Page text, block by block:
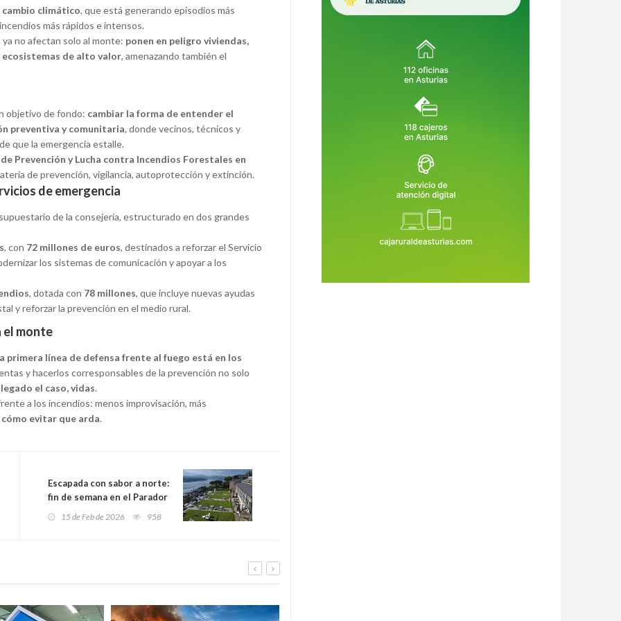
cambio climático, que está generando episodios más
más rápidos e intensos.
no afectan solo al monte: ponen en peligro viviendas,
ecosistemas de alto valor, amenazando también el
objetivo de fondo: cambiar la forma de entender el
preventiva y comunitaria, donde vecinos, técnicos y
que la emergencia estalle.
Prevención y Lucha contra Incendios Forestales en
de prevención, vigilancia, autoprotección y extinción.
de emergencia
de la consejería, estructurado en dos grandes
, con 72 millones de euros, destinados a reforzar el Servicio
los sistemas de comunicación y apoyar a los
, dotada con 78 millones, que incluye nuevas ayudas
y reforzar la prevención en el medio rural.
el monte
primera línea de defensa frente al fuego está en los
y hacerlos corresponsables de la prevención no solo
el caso, vidas.
a los incendios: menos improvisación, más
cómo evitar que arda.
Escapada con sabor a norte:
fin de semana en el Parador
de Ribadeo, entre la ría y el
15 de Feb de 2026 958